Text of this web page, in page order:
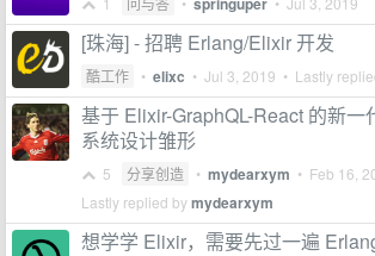
[珠海] - 招聘 Erlang/Elixir 开发
酷工作 • elixc • Jul 3, 2019 • Lastly
基于 Elixir-GraphQL-React 的新一
系统设计雏形
5 分享创造 • mydearxym • Feb 16,
Lastly replied bymydearxym
想学学 Elixir，需要先过一遍